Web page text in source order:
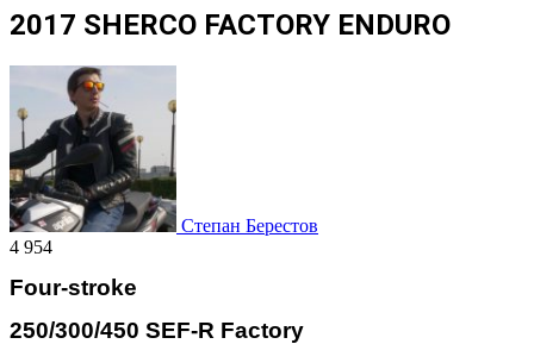
2017 SHERCO FACTORY ENDURO
Степан Берестов
4 954
Four-stroke
250/300/450 SEF-R Factory